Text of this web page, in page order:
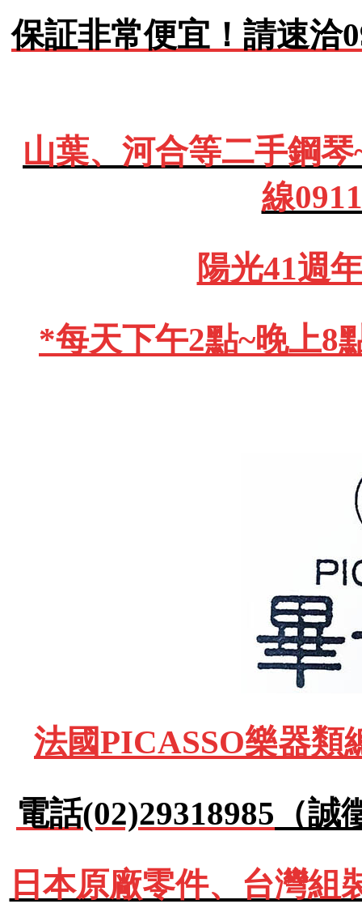
保証非常便宜！請速洽
山葉、河合等二手鋼
線
陽光41週
*每天下午2點~晚上8
法國PICASSO樂器
電話(02)29318985 （
日本原廠零件、台灣